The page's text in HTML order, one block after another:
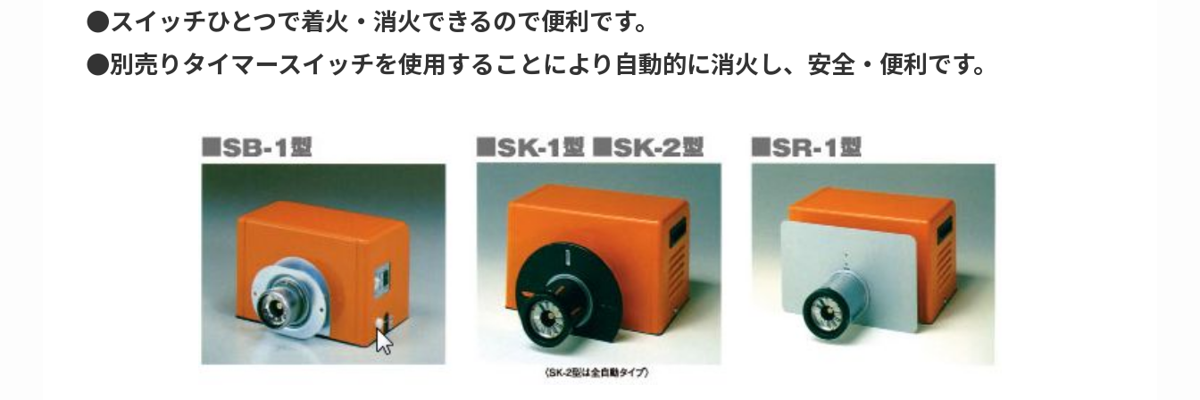
●スイッチひとつで着火・消火できるので便利です。
●別売りタイマースイッチを使用することにより自動的に消火し、安全・便利です。